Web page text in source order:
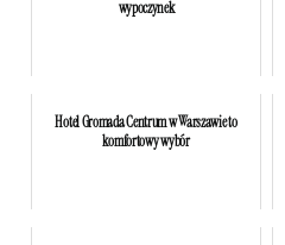
wypoczynek
Hotel Gromada Centrum w Warszawie to
komfortowy wybór